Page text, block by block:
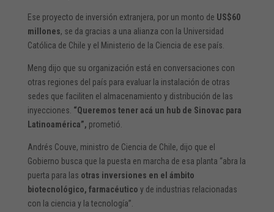
Ese proyecto de inversión extranjera, por un monto de US$60
millones, se da gracias a una alianza con la Universidad
Católica de Chile y el Ministerio de la Ciencia de ese país.
Meng dijo que su organización está en conversaciones con
otras regiones del país para evaluar la instalación de otras
sedes que faciliten el almacenamiento y distribución de las
inyecciones. “Queremos tener acá un hub de Sinovac para
Latinoamérica”, prometió.
Andrés Couve, ministro de Ciencia de Chile, dijo que el
Gobierno busca que la puesta en marcha de esa planta “abra la
puerta para las otras inversiones en el ámbito
biotecnológico, farmacéutico y de industrias relacionadas
con la ciencia y la tecnología”.